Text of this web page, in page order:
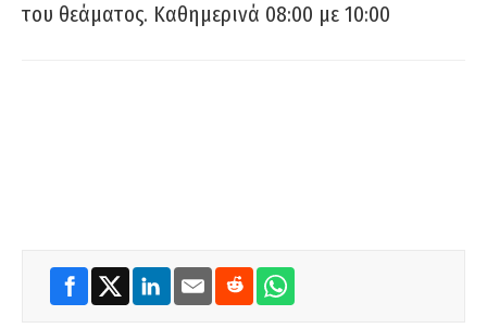
του θεάματος. Καθημερινά 08:00 με 10:00